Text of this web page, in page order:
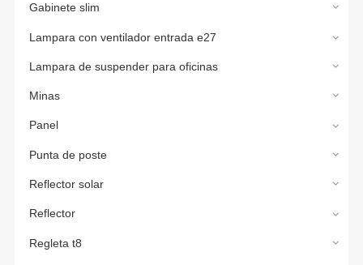
Gabinete slim
Lampara con ventilador entrada e27
Lampara de suspender para oficinas
Minas
Panel
Punta de poste
Reflector solar
Reflector
Regleta t8